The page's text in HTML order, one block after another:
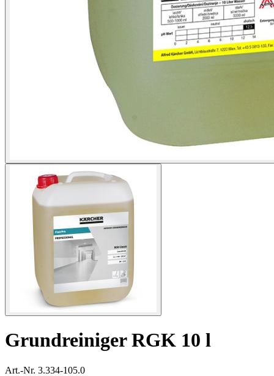
Grundreiniger RGK 10 l
Art.-Nr. 3.334-105.0